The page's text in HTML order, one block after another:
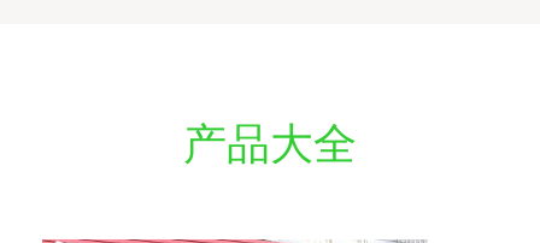
产品大全